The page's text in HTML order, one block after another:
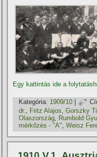
Egy kattintás ide a
Kategória: 1909/10 |
dr.
Fritz Alajos ,Gorszky
Olaszország
Rumbold
mérkőzés - "A",Weisz